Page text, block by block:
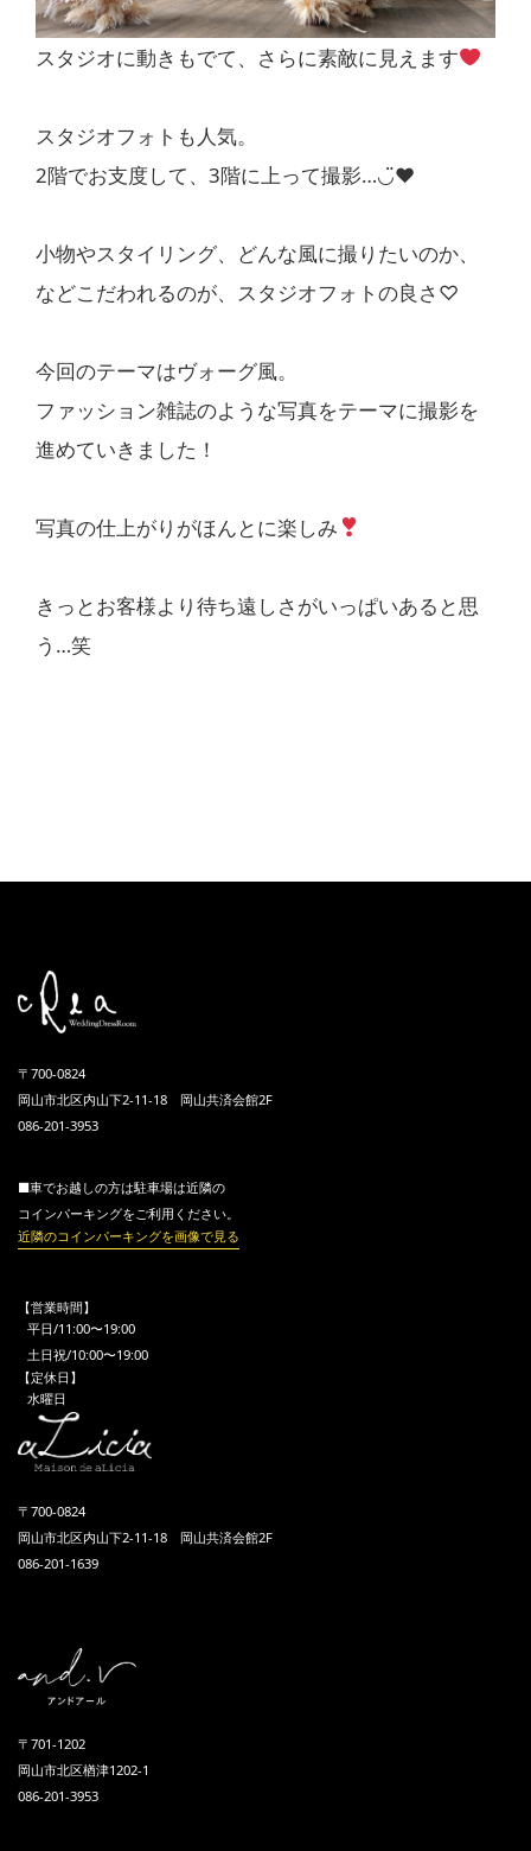
スタジオに動きもでて、さらに素敵に見えます
スタジオフォトも人気。
2階でお支度して、3階に上って撮影…◡̈♥︎
小物やスタイリング、どんな風に撮りたいのか、
などこだわれるのが、スタジオフォトの良さ♡
今回のテーマはヴォーグ風。
ファッション雑誌のような写真をテーマに撮影を
進めていきました！
写真の仕上がりがほんとに楽しみ
きっとお客様より待ち遠しさがいっぱいあると思
う…笑
〒700-0824
岡山市北区内山下2-11-18 岡山共済会館2F
086-201-3953
■車でお越しの方は駐車場は近隣の
コインパーキングをご利用ください。
近隣のコインパーキングを画像で見る
【営業時間】
平日/11:00〜19:00
土日祝/10:00〜19:00
【定休日】
水曜日
〒700-0824
岡山市北区内山下2-11-18 岡山共済会館2F
086-201-1639
〒701-1202
岡山市北区楢津1202-1
086-201-3953